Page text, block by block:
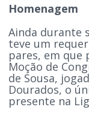
Homenagem
Ainda durante
teve um
pares, em que
Moção de
de Sousa,
Dourados, o
presente na